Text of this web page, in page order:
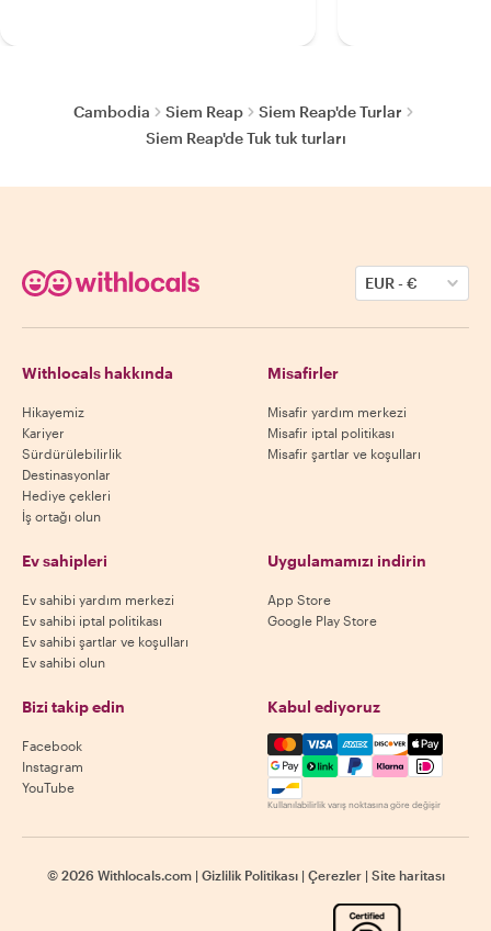
Cambodia Siem Reap
Siem Reap'de Turlar
Siem Reap'de Tuk tuk turları
EUR-€
Withlocals hakkında
Hikayemiz
Kariyer
Sürdürülebilirlik
Destinasyonlar
Hediye çekleri
İş ortağı olun
Misafirler
Misafir yardım merkezi
Misafir iptal politikası
Misafir şartlar ve koşulları
Ev sahipleri
Ev sahibi yardım merkezi
Ev sahibi iptal politikası
Ev sahibi şartlar ve koşulları
Ev sahibi olun
Uygulamamızı indirin
App Store
Google Play Store
Bizi takip edin
Facebook
Instagram
YouTube
Kabul ediyoruz
Mastercard, Visa, Amex,
Kullanılabilirlik varış noktasına göre değişir
© 2026 Withlocals.com | Gizlilik Politikası | Çerezler | Site haritası